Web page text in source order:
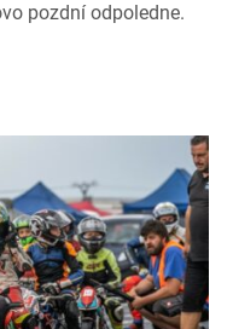
pozdní odpoledne.